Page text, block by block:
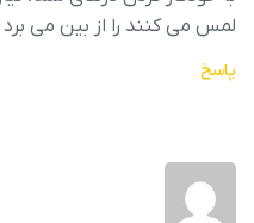
لمس می کنند را از بین می
پاسخ